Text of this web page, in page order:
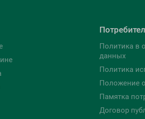
Политика в
данных
Политика
Положение
Памятка
Договор